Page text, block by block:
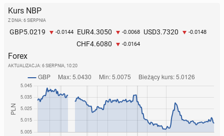
Kurs NBP
Z DNIA: 6 SIERPNIA
GBP5.0219 -0.0144 EUR4.3050 -0.0068 USD3.7320 -0.0148
CHF4.6080 -0.0164
Forex
AKTUALIZACJA: 6 SIERPNIA, 10:20